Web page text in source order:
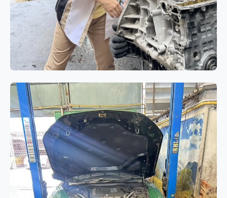
เครื่องยนต์
BMW 320i E90 โอเวอร์ฮอล
เครื่องยนต์ N46 แก้ปัญหาอาการกิน
น้ำมันเครื่องและควันขาว
BMW 320i